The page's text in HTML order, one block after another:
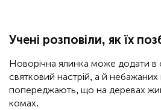
Учені розповіли, як їх
Новорічна ялинка може додати
святковий настрій, а й
попереджають, що на деревах
комах.